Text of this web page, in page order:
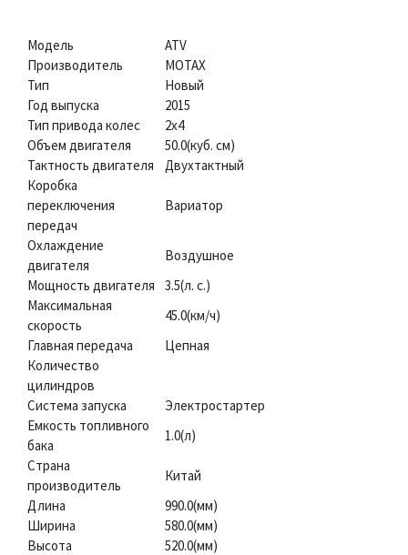
Модель
ATV
Производитель
MOTAX
Тип
Новый
Год выпуска
2015
Тип привода колес
2х4
Объем двигателя
50.0(куб. см)
Тактность двигателя
Двухтактный
Коробка
переключения
передач
Вариатор
Охлаждение
двигателя
Воздушное
Мощность двигателя
3.5(л. с.)
Максимальная
скорость
45.0(км/ч)
Главная передача
Цепная
Количество
цилиндров
Система запуска
Электростартер
Емкость топливного
бака
1.0(л)
Страна
производитель
Китай
Длина
990.0(мм)
Ширина
580.0(мм)
Высота
520.0(мм)